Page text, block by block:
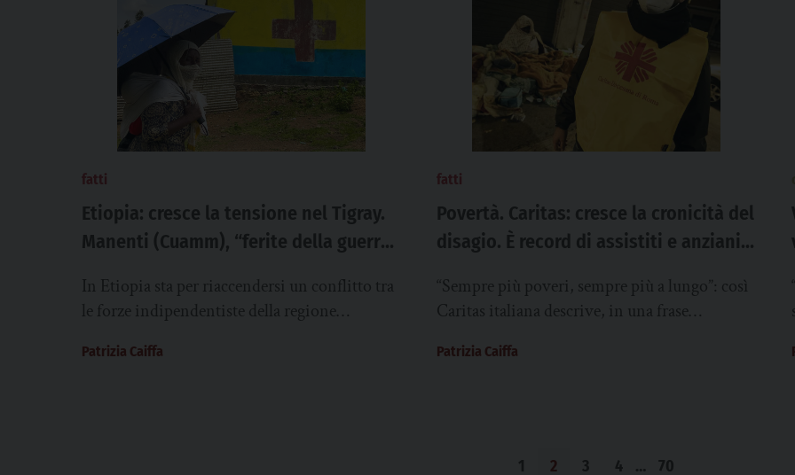
fatti
Etiopia: cresce la tensione nel Tigray.
Manenti (Cuamm), “ferite della guerra
In Etiopia sta per riaccendersi un conflitto tra
le forze indipendentiste della regione
del presidente...
Patrizia Caiffa
fatti
Povertà. Caritas: cresce la cronicità del
disagio. È record di assistiti e anziani,
“Sempre più poveri, sempre più a lungo”: così
Caritas italiana descrive, in una frase
Italia,...
Patrizia Caiffa
1 2 3 4 … 70